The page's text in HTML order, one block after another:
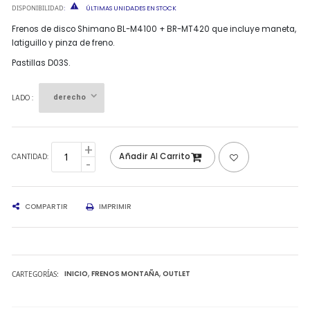
DISPONIBILIDAD:  ÚLTIMAS UNIDADES EN STOCK
Frenos de disco Shimano BL-M4100 + BR-MT420 que incluye maneta,
latiguillo y pinza de freno.
Pastillas D03S.
LADO :
CANTIDAD: Añadir Al Carrito
COMPARTIR IMPRIMIR
CARTEGORÍAS: INICIO FRENOS MONTAÑA OUTLET